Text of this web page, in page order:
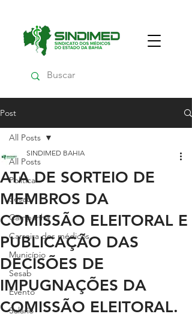
Post
All Posts
Política
Sesab
Campanha
Carreira dos médicos
Município
Sesab
Evento
Salário
All Posts
ATA DE SORTEIO DE
MEMBROS DA
COMISSÃO ELEITORAL E
PUBLICAÇÃO DAS
DECISÕES DE
IMPUGNAÇÕES DA
COMISSÃO ELEITORAL.
SINDIMED BAHIA